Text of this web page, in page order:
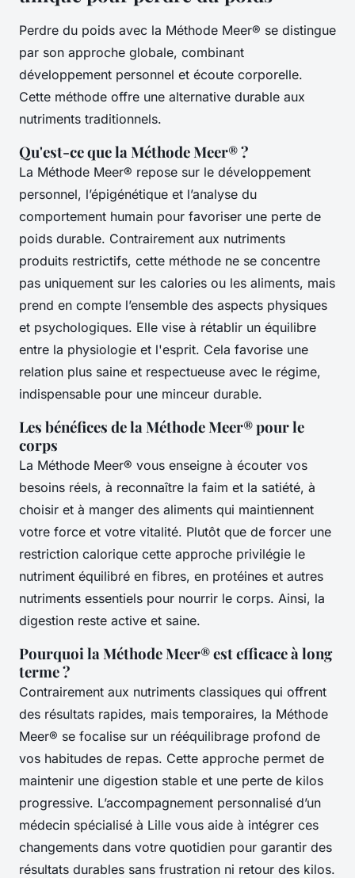
Perdre du poids avec la Méthode Meer® se distingue
par son approche globale, combinant
développement personnel et écoute corporelle.
Cette méthode offre une alternative durable aux
nutriments traditionnels.
Qu'est-ce que la Méthode Meer® ?
La Méthode Meer® repose sur le développement
personnel, l’épigénétique et l’analyse du
comportement humain pour favoriser une perte de
poids durable. Contrairement aux nutriments
produits restrictifs, cette méthode ne se concentre
pas uniquement sur les calories ou les aliments, mais
prend en compte l’ensemble des aspects physiques
et psychologiques. Elle vise à rétablir un équilibre
entre la physiologie et l'esprit. Cela favorise une
relation plus saine et respectueuse avec le régime,
indispensable pour une minceur durable.
Les bénéfices de la Méthode Meer® pour le
corps
La Méthode Meer® vous enseigne à écouter vos
besoins réels, à reconnaître la faim et la satiété, à
choisir et à manger des aliments qui maintiennent
votre force et votre vitalité. Plutôt que de forcer une
restriction calorique cette approche privilégie le
nutriment équilibré en fibres, en protéines et autres
nutriments essentiels pour nourrir le corps. Ainsi, la
digestion reste active et saine.
Pourquoi la Méthode Meer® est efficace à long
terme ?
Contrairement aux nutriments classiques qui offrent
des résultats rapides, mais temporaires, la Méthode
Meer® se focalise sur un rééquilibrage profond de
vos habitudes de repas. Cette approche permet de
maintenir une digestion stable et une perte de kilos
progressive. L’accompagnement personnalisé d’un
médecin spécialisé à Lille vous aide à intégrer ces
changements dans votre quotidien pour garantir des
résultats durables sans frustration ni retour des kilos.